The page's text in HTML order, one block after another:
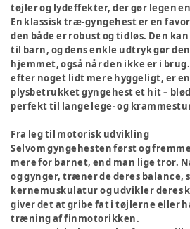
tøjler og lydeffekter, der gør legen
En klassisk træ-gyngehest er en
den både er robust og tidløs. Den
til barn, og dens enkle udtryk gør
hjemmet, også når den ikke er i
efter noget lidt mere hyggeligt, er
plysbetrukket gyngehest et hit –
perfekt til lange lege- og
Fra leg til motorisk udvikling
Selvom gyngehesten først og
mere for barnet, end man lige tror.
og gynger, træner de deres balance,
kernemuskulatur og udvikler deres
giver det at gribe fat i tøjlerne eller
træning af finmotorikken.